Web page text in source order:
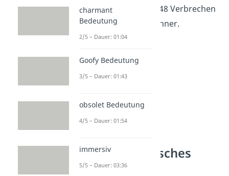
insgesamt und 7.148 Verbrechen
pro 100.000 Einwohner.
Längstes deutsches
Wort
charmant
Bedeutung
2/5 – Dauer: 01:04
Goofy Bedeutung
3/5 – Dauer: 01:43
obsolet Bedeutung
4/5 – Dauer: 01:54
immersiv
5/5 – Dauer: 03:36